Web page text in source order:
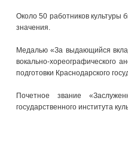
Около 50 работников культуры
значения.
Медалью «За выдающийся
вокально-хореографического
подготовки Краснодарского
Почетное звание
государственного института